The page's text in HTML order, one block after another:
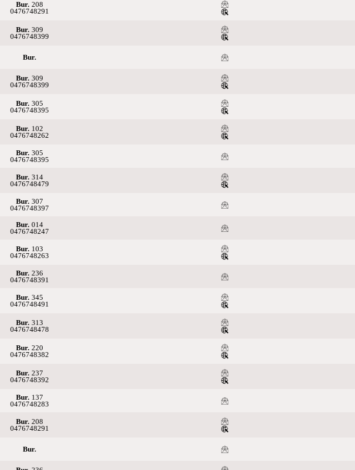
Bur. 208
0476748291
Bur. 309
0476748399
Bur.
Bur. 309
0476748399
Bur. 305
0476748395
Bur. 102
0476748262
Bur. 305
0476748395
Bur. 314
0476748479
Bur. 307
0476748397
Bur. 014
0476748247
Bur. 103
0476748263
Bur. 236
0476748391
Bur. 345
0476748491
Bur. 313
0476748478
Bur. 220
0476748382
Bur. 237
0476748392
Bur. 137
0476748283
Bur. 208
0476748291
Bur.